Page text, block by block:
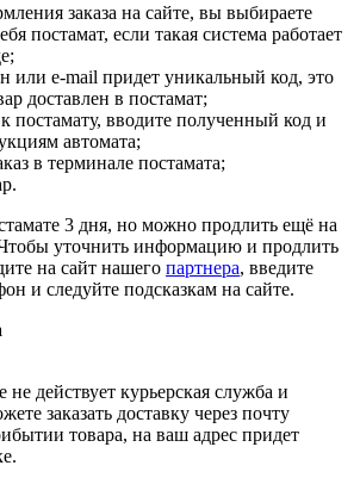
заказа на сайте, вы выбираете
постамат, если такая система работает
или e-mail придет уникальный код, это
доставлен в постамат;
постамату, вводите полученный код и
автомата;
в терминале постамата;
3 дня, но можно продлить ещё на
уточнить информацию и продлить
на сайт нашего партнера, введите
и следуйте подсказкам на сайте.
действует курьерская служба и
заказать доставку через почту
товара, на ваш адрес придет